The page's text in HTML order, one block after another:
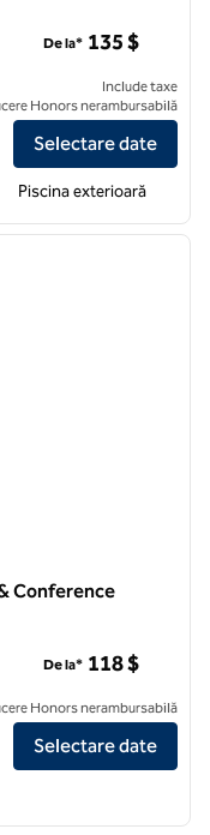
Oak Brook Hills Resort
De la* 135 $
Include taxe
Honors nerambursabilă
Selectare date
Piscina exterioară
Conference
by Hilton Hotel &
De la* 118 $
Honors nerambursabilă
Selectare date